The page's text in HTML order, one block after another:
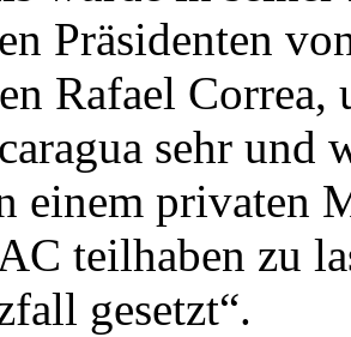
Präsidenten
Rafael
sehr und
einem privaten
teilhaben zu
gesetzt“.